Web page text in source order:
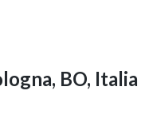
BO, Italia